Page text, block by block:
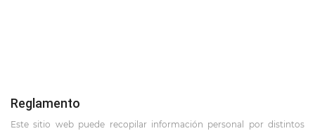
Reglamento
Este sitio web puede recopilar información personal por distintos